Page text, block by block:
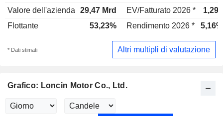
Valore dell'azienda
29,47 Mrd EV/Fatturato 2026 *
1,29x
Flottante
53,23% Rendimento 2026 * 5,16%
* Dati stimati Altri multipli di valutazione
Grafico: Loncin Motor Co., Ltd.